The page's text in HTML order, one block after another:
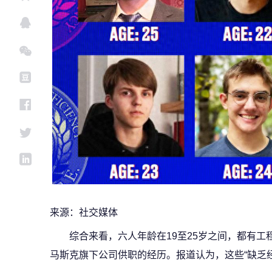
来源：社交媒体
综合来看，六人年龄在19至25岁之间，都有工
马斯克旗下公司供职的经历。报道认为，这些“缺